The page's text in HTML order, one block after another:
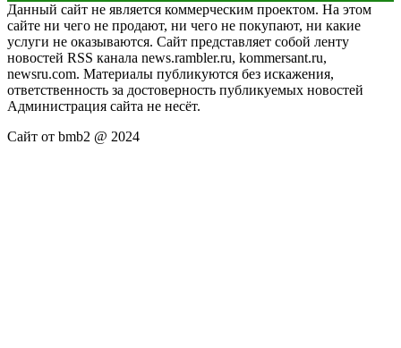
Данный сайт не является коммерческим проектом. На этом
сайте ни чего не продают, ни чего не покупают, ни какие
услуги не оказываются. Сайт представляет собой ленту
новостей RSS канала news.rambler.ru, kommersant.ru,
newsru.com. Материалы публикуются без искажения,
ответственность за достоверность публикуемых новостей
Администрация сайта не несёт.
Сайт от bmb2 @ 2024